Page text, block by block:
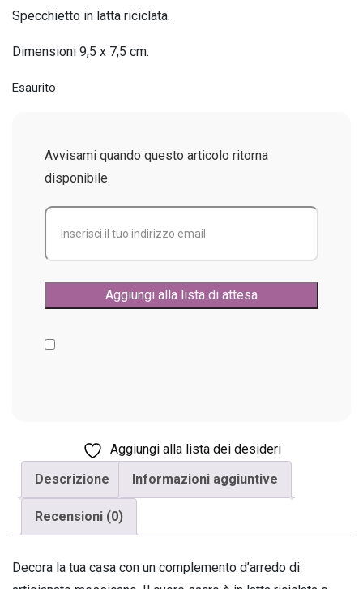
Specchietto in latta riciclata.
Dimensioni 9,5 x 7,5 cm.
Esaurito
Avvisami quando questo articolo ritorna
disponibile.
Aggiungi alla lista dei desideri
Descrizione
Informazioni aggiuntive
Recensioni (0)
Decora la tua casa con un complemento d’arredo di